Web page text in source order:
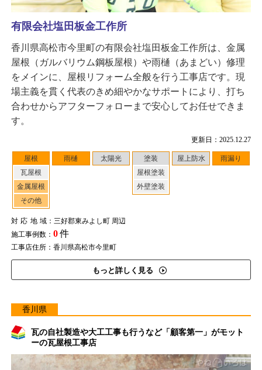
更新日：2025.12.27
屋根
瓦屋根
金属屋根
その他
雨樋 太陽光
塗装
屋根塗装
外壁塗装
屋上防水 雨漏り
対応地域：三好郡東みよし町 周辺
施工事例数： 0件
工事店住所：香川県高松市今里町
もっと詳しく見る
有限会社塩田板金工作所
香川県高松市今里町の有限会社塩田板金工作所は、金属
屋根（ガルバリウム鋼板屋根）や雨樋（あまどい）修理
をメインに、屋根リフォーム全般を行う工事店です。現
場主義を貫く代表のきめ細やかなサポートにより、打ち
合わせからアフターフォローまで安心してお任せできま
す。
香川県
瓦の自社製造や大工工事も行うなど「顧客第一」がモット
ーの瓦屋根工事店